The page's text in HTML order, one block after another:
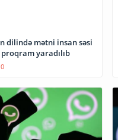
dilində mətni insan səsi
yaradılıb